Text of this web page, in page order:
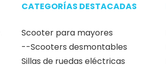
CATEGORÍAS DESTACADAS
Scooter para mayores
--Scooters desmontables
Sillas de ruedas eléctricas